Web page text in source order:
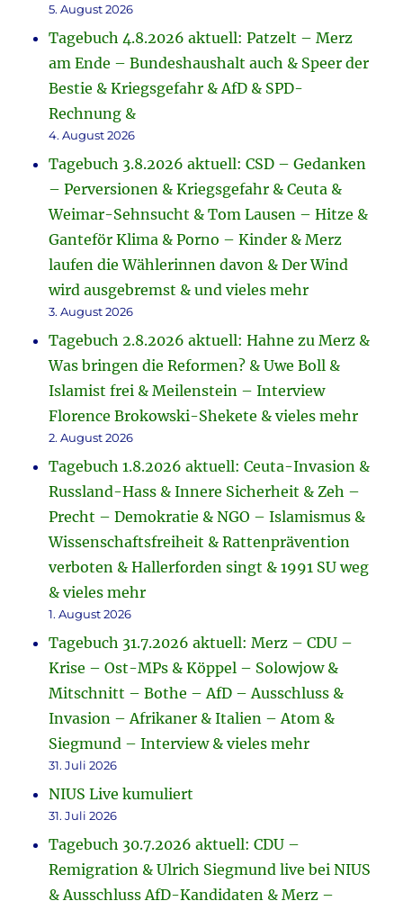
5. August 2026
Tagebuch 4.8.2026 aktuell: Patzelt – Merz
am Ende – Bundeshaushalt auch & Speer der
Bestie & Kriegsgefahr & AfD & SPD-
Rechnung &
4. August 2026
Tagebuch 3.8.2026 aktuell: CSD – Gedanken
– Perversionen & Kriegsgefahr & Ceuta &
Weimar-Sehnsucht & Tom Lausen – Hitze &
Ganteför Klima & Porno – Kinder & Merz
laufen die Wählerinnen davon & Der Wind
wird ausgebremst & und vieles mehr
3. August 2026
Tagebuch 2.8.2026 aktuell: Hahne zu Merz &
Was bringen die Reformen? & Uwe Boll &
Islamist frei & Meilenstein – Interview
Florence Brokowski-Shekete & vieles mehr
2. August 2026
Tagebuch 1.8.2026 aktuell: Ceuta-Invasion &
Russland-Hass & Innere Sicherheit & Zeh –
Precht – Demokratie & NGO – Islamismus &
Wissenschaftsfreiheit & Rattenprävention
verboten & Hallerforden singt & 1991 SU weg
& vieles mehr
1. August 2026
Tagebuch 31.7.2026 aktuell: Merz – CDU –
Krise – Ost-MPs & Köppel – Solowjow &
Mitschnitt – Bothe – AfD – Ausschluss &
Invasion – Afrikaner & Italien – Atom &
Siegmund – Interview & vieles mehr
31. Juli 2026
NIUS Live kumuliert
31. Juli 2026
Tagebuch 30.7.2026 aktuell: CDU –
Remigration & Ulrich Siegmund live bei NIUS
& Ausschluss AfD-Kandidaten & Merz –